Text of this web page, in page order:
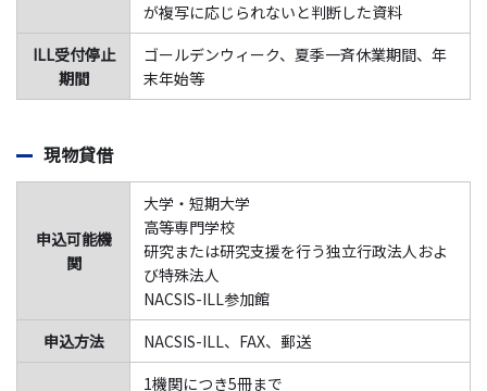
が複写に応じられないと判断した資料
ILL受付停止
期間
ゴールデンウィーク、夏季一斉休業期間、年
末年始等
現物貸借
申込可能機
関
大学・短期大学
高等専門学校
研究または研究支援を行う独立行政法人およ
び特殊法人
NACSIS-ILL参加館
申込方法
NACSIS-ILL、FAX、郵送
1機関につき5冊まで